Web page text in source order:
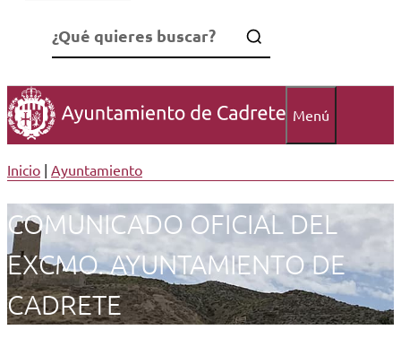
Menú
Inicio | Ayuntamiento
COMUNICADO OFICIAL DEL
EXCMO. AYUNTAMIENTO DE
CADRETE